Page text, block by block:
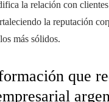
la relación con
la reputación
más sólidos.
que